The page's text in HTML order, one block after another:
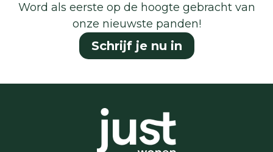
Word als eerste op de hoogte gebracht van
onze nieuwste panden!
Schrijf je nu in